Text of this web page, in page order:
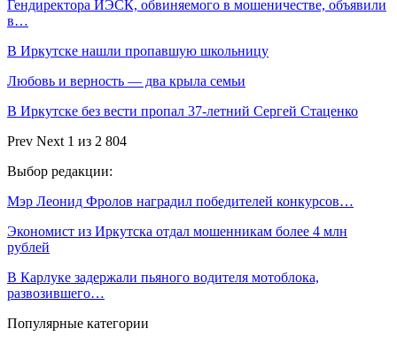
Гендиректора ИЭСК, обвиняемого в мошеничестве, объявили
в…
В Иркутске нашли пропавшую школьницу
Любовь и верность — два крыла семьи
В Иркутске без вести пропал 37-летний Сергей Стаценко
Prev Next 1 из 2 804
Выбор редакции:
Мэр Леонид Фролов наградил победителей конкурсов…
Экономист из Иркутска отдал мошенникам более 4 млн
рублей
В Карлуке задержали пьяного водителя мотоблока,
развозившего…
Популярные категории